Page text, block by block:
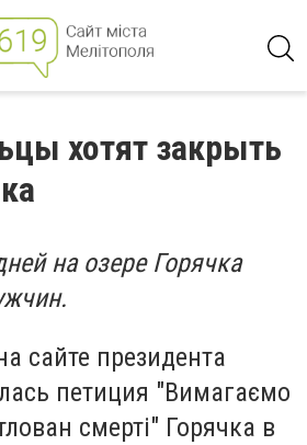
хотят закрыть
на озере Горячка
сайте президента
петиция "Вимагаємо
смерті" Горячка в